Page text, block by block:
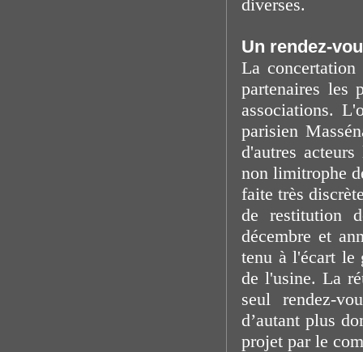
diverses.
Un rendez-
La
partenaires les
associations.
parisien
d'autres
non limitrophe
faite très
de restitution
décembre et
tenu à l'écart le
de l'usine. La
seul rendez-
d’autant plus
projet par le